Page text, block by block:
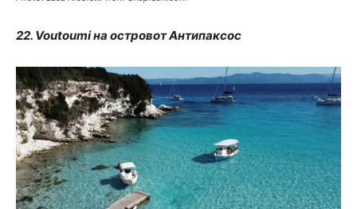
22. Voutoumi на островот Антипаксос